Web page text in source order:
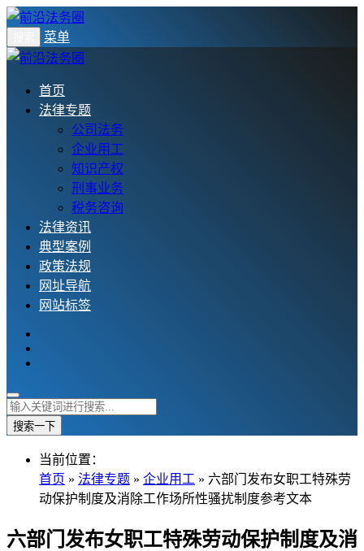
菜单
首页
法律专题
公司法务
企业用工
知识产权
刑事业务
税务咨询
法律资讯
典型案例
政策法规
网址导航
网站标签
搜索一下
当前位置：
首页 » 法律专题 » 企业用工 » 六部门发布女职工特殊劳
动保护制度及消除工作场所性骚扰制度参考文本
六部门发布女职工特殊劳动保护制度及消